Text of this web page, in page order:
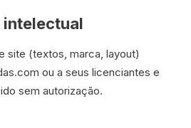
intelectual
site (textos, marca, layout)
ou a seus licenciantes e
sem autorização.